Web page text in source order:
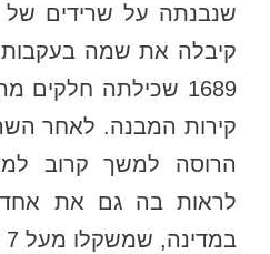
שנבנתה על שרידים של
קיבלה את שמה
1689 שכילתה
קירות המבנה. לאחר
הרוסה למשך קרוב
לראות בה גם את אחד
במדינה, שמשקלו מעל 7 טון.